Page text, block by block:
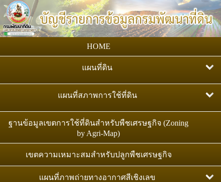
HOME
แผนที่ดิน
แผนที่กลุ่มชุดดิน มาตราส่วน 1:25,000
แผนที่ทรัพยากรดินของประเทศไทย : ระดับชุดดิน
มาตราส่วน 1:25,000
แผนที่ชุดดิน มาตราส่วน 1:100,000
แผนที่สภาพการใช้ที่ดิน
แผนที่สภาพการใช้ที่ดิน มาตราส่วน 1:25,000
แผนที่สภาพการใช้ที่ดิน มาตราส่วน 1:50,000
ฐานข้อมูลเขตการใช้ที่ดินสำหรับพืชเศรษฐกิจ (Zoning
by Agri-Map)
เขตความเหมาะสมสำหรับปลูกพืชเศรษฐกิจ
แผนที่ภาพถ่ายทางอากาศสีเชิงเลข